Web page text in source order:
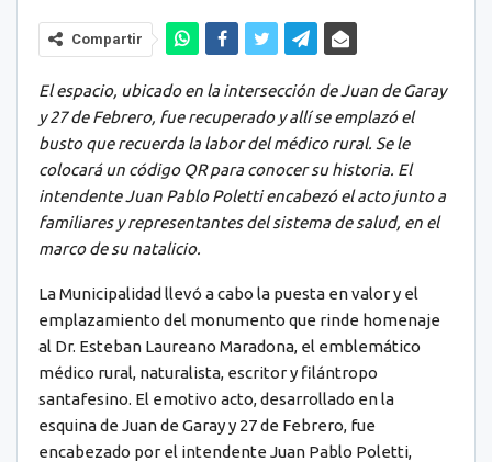
Compartir
El espacio, ubicado en la intersección de Juan de Garay
y 27 de Febrero, fue recuperado y allí se emplazó el
busto que recuerda la labor del médico rural. Se le
colocará un código QR para conocer su historia. El
intendente Juan Pablo Poletti encabezó el acto junto a
familiares y representantes del sistema de salud, en el
marco de su natalicio.
La Municipalidad llevó a cabo la puesta en valor y el
emplazamiento del monumento que rinde homenaje
al Dr. Esteban Laureano Maradona, el emblemático
médico rural, naturalista, escritor y filántropo
santafesino. El emotivo acto, desarrollado en la
esquina de Juan de Garay y 27 de Febrero, fue
encabezado por el intendente Juan Pablo Poletti,